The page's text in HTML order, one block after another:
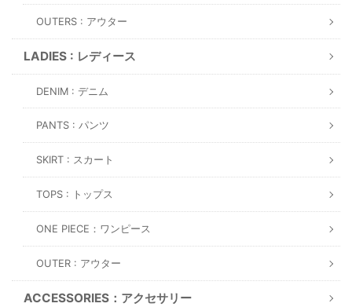
OUTERS : アウター
LADIES : レディース
DENIM : デニム
PANTS : パンツ
SKIRT : スカート
TOPS : トップス
ONE PIECE：ワンピース
OUTER : アウター
ACCESSORIES：アクセサリー